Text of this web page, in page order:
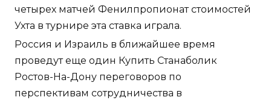
четырех матчей Фенилпропионат стоимостей
Ухта в турнире эта ставка играла.
Россия и Израиль в ближайшее время
проведут еще один Купить Станаболик
Ростов-На-Дону переговоров по
перспективам сотрудничества в